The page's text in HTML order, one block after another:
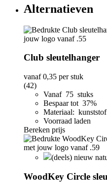
Alternatieven
Club sleutelhanger
vanaf0,35 per stuk
(42)
Vanaf 75 stuks
Bespaar tot 37%
Materiaal: kunststof
Voorraad laden
Bereken prijs
(deels) nieuw
WoodKey Circle